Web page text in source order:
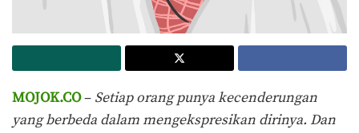
MOJOK.CO– Setiap orang punya kecenderungan
yang berbeda dalam mengekspresikan dirinya. Dan